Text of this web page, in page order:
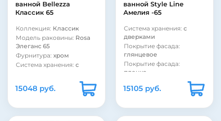
Форма раковины:
полукруглая
Модель раковины:
Классик угловая
Материал корпуса: ДСП
ванной Bellezza
Классик 65
Коллекция: Классик
Модель раковины: Rosa
Элеганс 65
Фурнитура: хром
Система хранения: с
ящиками
глянцевое
Покрытие фасада: эмаль
15048 руб.
ванной Style Line
Амелия -65
Система хранения: с
дверками
Покрытие фасада:
глянцевое
Покрытие фасада:
пленка
Santek Балтика 65
Коллекция: Амелия
Страна: Россия
15105 руб.